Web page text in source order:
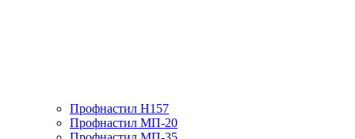
Профнастил H157
Профнастил МП-20